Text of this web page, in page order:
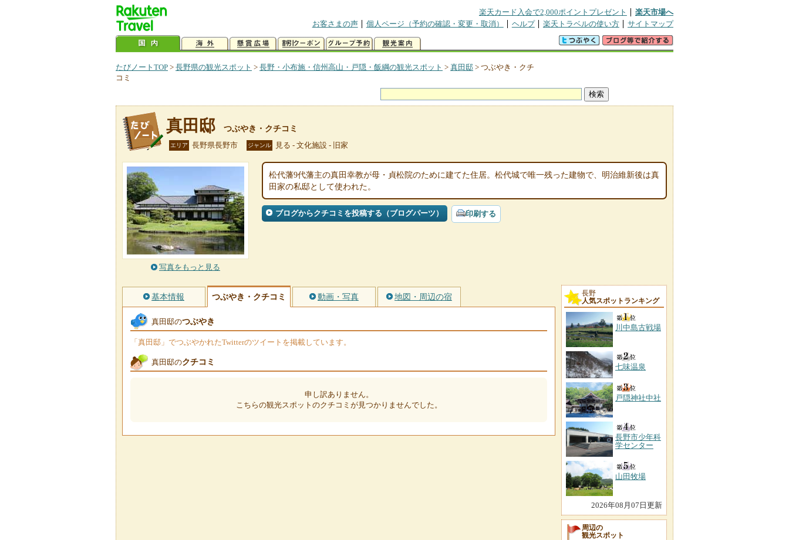
楽天カード入会で2,000ポイントプレゼント
楽天市場へ
お客さまの声
個人ページ（予約の確認・変更・取消） ヘルプ 楽天トラベルの使い方 サイトマップ
たびノートTOP > 長野県の観光スポット > 長野・小布施・信州高山・戸隠・飯綱の観光スポット > 真田邸 > つぶやき・クチ
コミ
真田邸 つぶやき・クチコミ
エリア 長野県長野市 ジャンル 見る - 文化施設 - 旧家
写真をもっと見る
松代藩9代藩主の真田幸教が母・貞松院のために建てた住居。松代城で唯一残った建物で、明治維新後は真
田家の私邸として使われた。
ブログからクチコミを投稿する（ブログパーツ） 印刷する
基本情報 つぶやき・クチコミ 動画・写真 地図・周辺の宿
真田邸のつぶやき
「真田邸」でつぶやかれたTwitterのツイートを掲載しています。
真田邸のクチコミ
申し訳ありません。
こちらの観光スポットのクチコミが見つかりませんでした。
長野
人気スポットランキング
川中島古戦場
七味温泉
戸隠神社中社
長野市少年科
学センター
山田牧場
2026年08月07日更新
周辺の
観光スポット